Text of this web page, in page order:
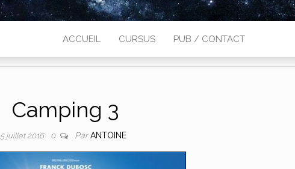
ACCUEIL CURSUS PUB / CONTACT
Camping 3
5 juillet 2016 0 ParANTOINE